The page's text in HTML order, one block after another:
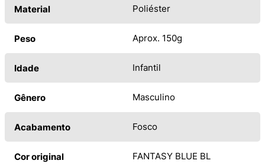
Material Poliéster
Peso Aprox. 150g
Idade Infantil
Gênero Masculino
Acabamento Fosco
Cor original FANTASY BLUE BL